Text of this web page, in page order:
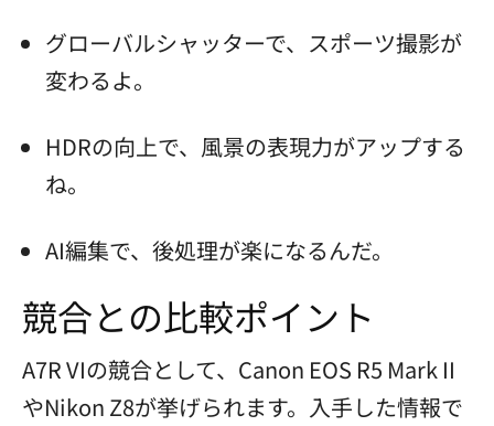
グローバルシャッターで、スポーツ撮影が
変わるよ。
HDRの向上で、風景の表現力がアップする
ね。
AI編集で、後処理が楽になるんだ。
競合との比較ポイント
A7R VIの競合として、Canon EOS R5 Mark II
やNikon Z8が挙げられます。入手した情報で